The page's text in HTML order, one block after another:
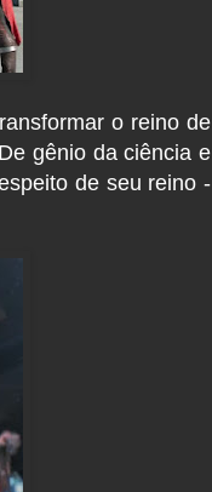
o reino de
gênio da ciência e
de seu reino -